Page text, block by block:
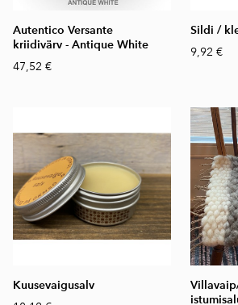
Autentico Versante
kriidivärv - Antique White
47,52 €
Sildi /
9,92 €
Kuusevaigusalv